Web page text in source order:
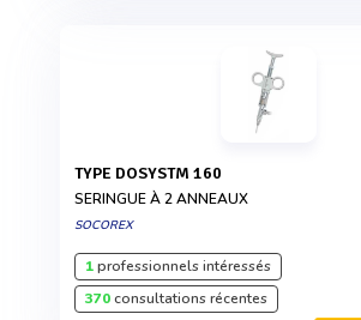
TYPE DOSYSTM 160
SERINGUE À 2 ANNEAUX
SOCOREX
1professionnels intéressés
370consultations récentes